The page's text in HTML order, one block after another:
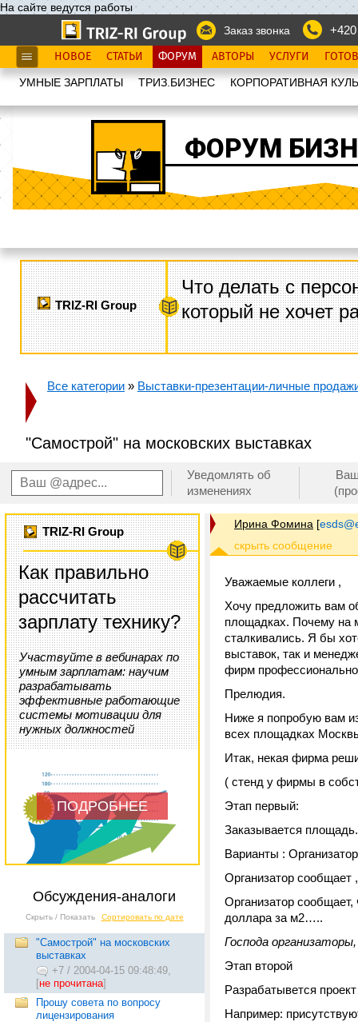
На сайте ведутся работы
Заказ звонка
НОВОЕ СТАТЬИ ФОРУМ АВТОРЫ УСЛУГИ
УМНЫЕ ЗАРПЛАТЫ ТРИЗ.БИЗНЕС КОРПОРАТИВНАЯ
ФОРУМ
TRIZ-RI Group
Что делать с
который не хочет
Все категории » Выставки-презентации-личные
"Самострой" на московских выставках
Уведомлять об
изменениях
TRIZ-RI Group
Как правильно
рассчитать
зарплату технику?
Участвуйте в вебинарах по
умным зарплатам: научим
разрабатывать
эффективные работающие
системы мотивации для
нужных должностей
ПОДРОБНЕЕ
Обсуждения-аналоги
Скрыть / Показать Сортировать по дате
"Самострой" на московских
выставках
+7 / 2004-04-15 09:48:49,
[не прочитана]
Прошу совета по вопросу
лицензирования
Ирина Фомина [
Уважаемые коллеги ,
Хочу предложить вам
площадках. Почему на
сталкивались. Я бы
выставок, так и
фирм
Прелюдия.
Ниже я попробую вам
всех площадках
Итак, некая фирма
( стенд у фирмы в
Этап первый:
Заказывается площадь.
Варианты :
Организатор
Организатор
доллара за м2…..
Господа
Этап второй
Разрабатывется
Например: